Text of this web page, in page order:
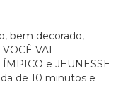
bem decorado,
VAI
e JEUNESSE
de 10 minutos e